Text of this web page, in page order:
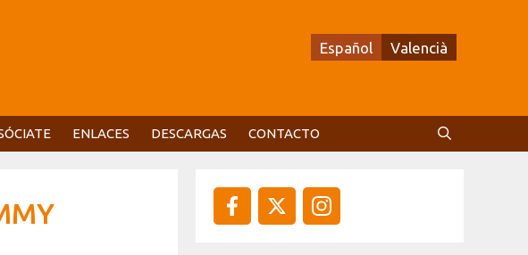
Español Valencià
ENLACES DESCARGAS CONTACTO